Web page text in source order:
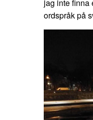
jag inte finna
ordspråk på